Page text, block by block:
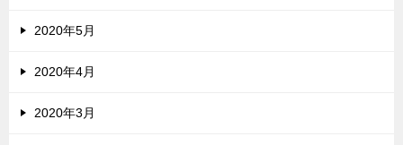
2020年5月
2020年4月
2020年3月